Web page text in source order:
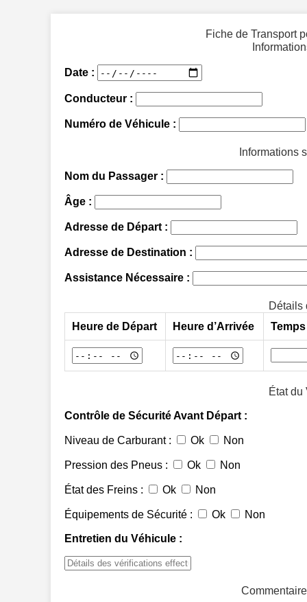
Fiche de Transport
Date :
Conducteur :
Numéro de Véhicule :
Informations
Nom du Passager :
Âge :
Adresse de Départ :
Adresse de Destination :
Assistance Nécessaire :
Détails
Heure de Départ
Heure d’Arrivée
État du
Contrôle de Sécurité Avant Départ :
Niveau de Carburant : Ok Non
Pression des Pneus : Ok Non
État des Freins : Ok Non
Équipements de Sécurité : Ok Non
Entretien du Véhicule :